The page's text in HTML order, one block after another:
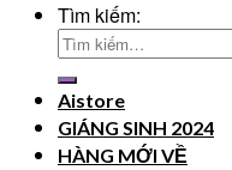
Tìm kiếm:
Aistore
GIÁNG SINH 2024
HÀNG MỚI VỀ